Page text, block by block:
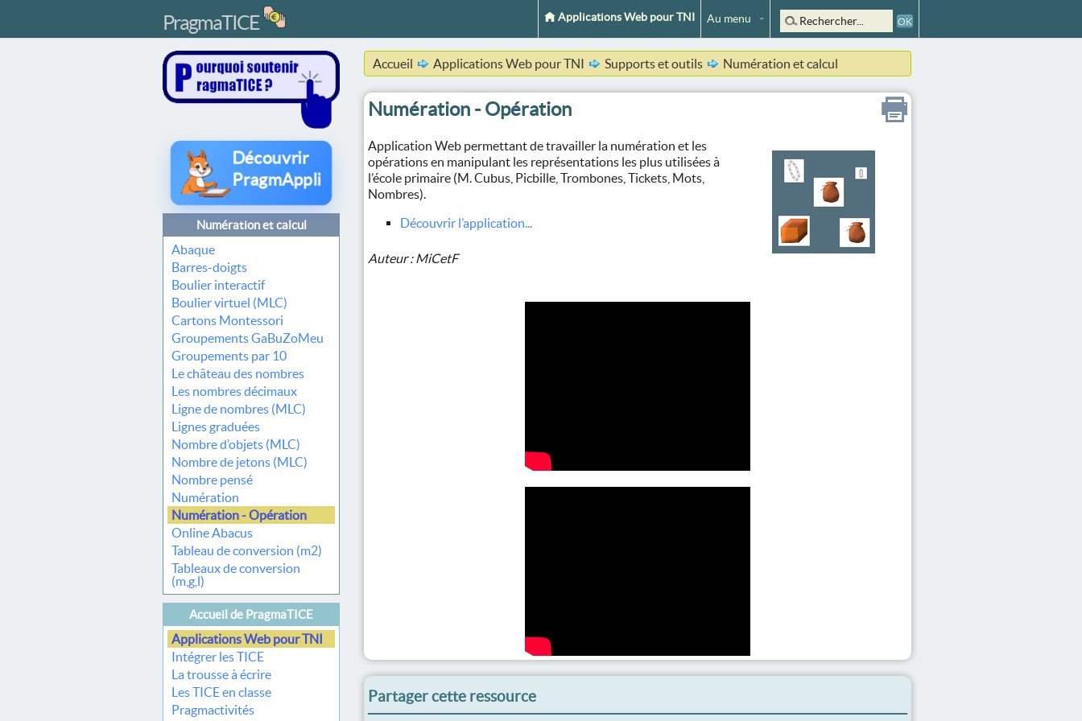
PragmaTICE Applications Web pour TNI Au menu
Découvrir
PragmAppli
Numération et calcul
Abaque
Barres-doigts
Boulier interactif
Boulier virtuel (MLC)
Cartons Montessori
Groupements GaBuZoMeu
Groupements par 10
Le château des nombres
Les nombres décimaux
Ligne de nombres (MLC)
Lignes graduées
Nombre d’objets (MLC)
Nombre de jetons (MLC)
Nombre pensé
Numération
Numération - Opération
Online Abacus
Tableau de conversion (m2)
Tableaux de conversion
(m,g,l)
Accueil de PragmaTICE
Applications Web pour TNI
Intégrer les TICE
La trousse à écrire
Les TICE en classe
Pragmactivités
Accueil Applications Web pour TNI Supports et outils Numération et calcul
Numération - Opération
Application Web permettant de travailler la numération et les
opérations en manipulant les représentations les plus utilisées à
l’école primaire (M. Cubus, Picbille, Trombones, Tickets, Mots,
Nombres).
Découvrir l’application...
Auteur : MiCetF
Partager cette ressource